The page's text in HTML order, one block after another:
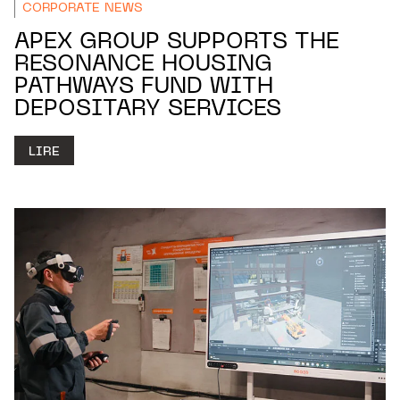
CORPORATE NEWS
APEX GROUP SUPPORTS THE
RESONANCE HOUSING
PATHWAYS FUND WITH
DEPOSITARY SERVICES
LIRE